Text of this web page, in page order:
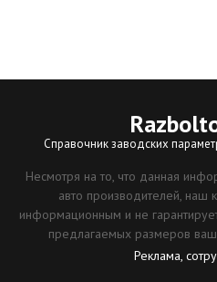
Справочник заводских
Несмотря на то, что данная
авто производителей, наш
информационным и не
предлагаемых размеров
Реклама,